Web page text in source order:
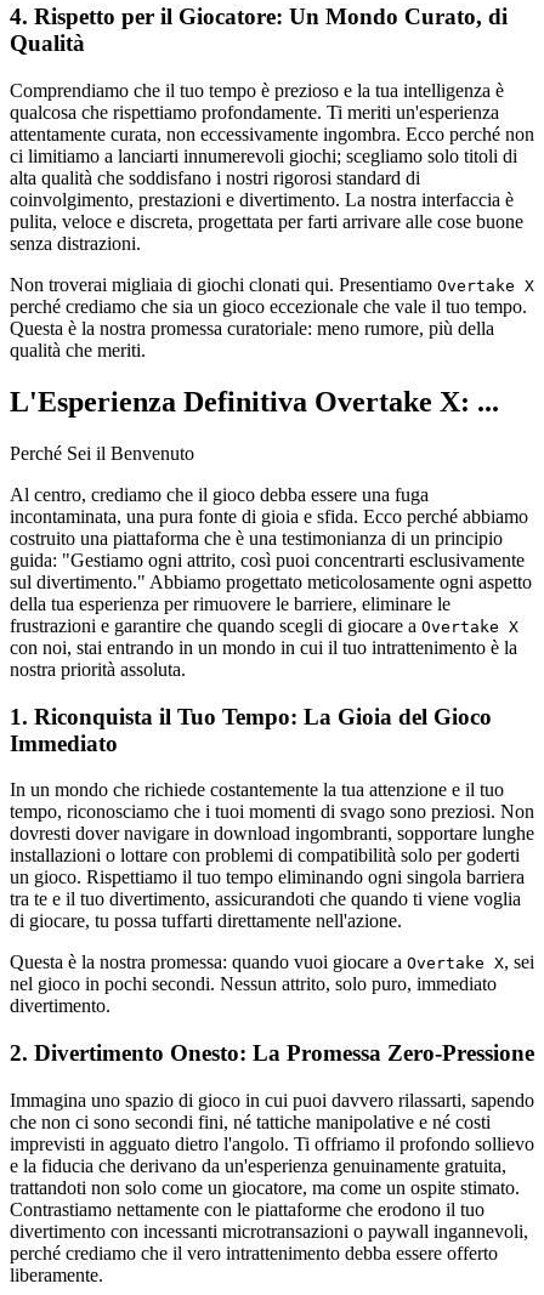
4. Rispetto per il Giocatore: Un Mondo Curato, di
Qualità
Comprendiamo che il tuo tempo è prezioso e la tua intelligenza è
qualcosa che rispettiamo profondamente. Ti meriti un'esperienza
attentamente curata, non eccessivamente ingombra. Ecco perché non
ci limitiamo a lanciarti innumerevoli giochi; scegliamo solo titoli di
alta qualità che soddisfano i nostri rigorosi standard di
coinvolgimento, prestazioni e divertimento. La nostra interfaccia è
pulita, veloce e discreta, progettata per farti arrivare alle cose buone
senza distrazioni.
Non troverai migliaia di giochi clonati qui. Presentiamo Overtake X
perché crediamo che sia un gioco eccezionale che vale il tuo tempo.
Questa è la nostra promessa curatoriale: meno rumore, più della
qualità che meriti.
L'Esperienza Definitiva Overtake X: ...
Perché Sei il Benvenuto
Al centro, crediamo che il gioco debba essere una fuga
incontaminata, una pura fonte di gioia e sfida. Ecco perché abbiamo
costruito una piattaforma che è una testimonianza di un principio
guida: "Gestiamo ogni attrito, così puoi concentrarti esclusivamente
sul divertimento." Abbiamo progettato meticolosamente ogni aspetto
della tua esperienza per rimuovere le barriere, eliminare le
frustrazioni e garantire che quando scegli di giocare a Overtake X
con noi, stai entrando in un mondo in cui il tuo intrattenimento è la
nostra priorità assoluta.
1. Riconquista il Tuo Tempo: La Gioia del Gioco
Immediato
In un mondo che richiede costantemente la tua attenzione e il tuo
tempo, riconosciamo che i tuoi momenti di svago sono preziosi. Non
dovresti dover navigare in download ingombranti, sopportare lunghe
installazioni o lottare con problemi di compatibilità solo per goderti
un gioco. Rispettiamo il tuo tempo eliminando ogni singola barriera
tra te e il tuo divertimento, assicurandoti che quando ti viene voglia
di giocare, tu possa tuffarti direttamente nell'azione.
Questa è la nostra promessa: quando vuoi giocare a Overtake X, sei
nel gioco in pochi secondi. Nessun attrito, solo puro, immediato
divertimento.
2. Divertimento Onesto: La Promessa Zero-Pressione
Immagina uno spazio di gioco in cui puoi davvero rilassarti, sapendo
che non ci sono secondi fini, né tattiche manipolative e né costi
imprevisti in agguato dietro l'angolo. Ti offriamo il profondo sollievo
e la fiducia che derivano da un'esperienza genuinamente gratuita,
trattandoti non solo come un giocatore, ma come un ospite stimato.
Contrastiamo nettamente con le piattaforme che erodono il tuo
divertimento con incessanti microtransazioni o paywall ingannevoli,
perché crediamo che il vero intrattenimento debba essere offerto
liberamente.